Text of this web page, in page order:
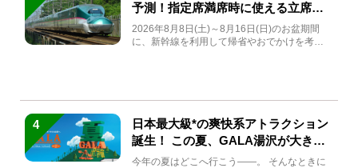
予測！指定席満席時に使える立席特
急券も解説
2026年8月8日(土)～8月16日(日)のお盆期間
に、新幹線を利用して帰省やおでかけを考え
4
日本最大級*の爽快系アトラクション
誕生！ この夏、GALA湯沢が大きく
生まれ変わる
今年の夏はどこへ行こう――。 そんなときに